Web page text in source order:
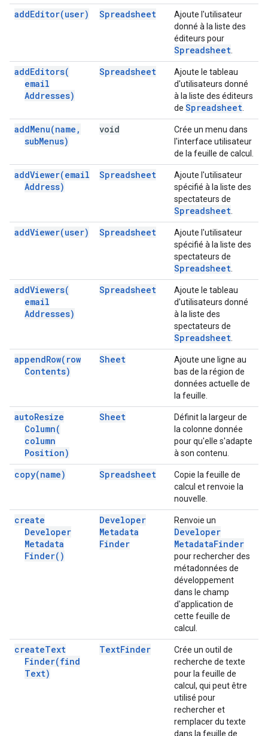
addEditor(user) Spreadsheet
Ajoute l'utilisateur
donné à la liste des
éditeurs pour
Spreadsheet
addEditors(
email
Addresses)
Spreadsheet
Ajoute le tableau
d'utilisateurs donné
à la liste des éditeurs
de Spreadsheet
addMenu(name ,
subMenus)
void
Crée un menu dans
l'interface utilisateur
de la feuille de calcul.
addViewer(email
Address)
Spreadsheet
Ajoute l'utilisateur
spécifié à la liste des
spectateurs de
Spreadsheet
addViewer(user) Spreadsheet
Ajoute l'utilisateur
spécifié à la liste des
spectateurs de
Spreadsheet
addViewers(
email
Addresses)
Spreadsheet
Ajoute le tableau
d'utilisateurs donné
à la liste des
spectateurs de
Spreadsheet
appendRow( row
Contents)
Sheet
Ajoute une ligne au
bas de la région de
données actuelle de
la feuille.
autoResize
Column(
column
Position)
Sheet
Définit la largeur de
la colonne donnée
pour qu'elle s'adapte
à son contenu.
copy(name) Spreadsheet
Copie la feuille de
calcul et renvoie la
nouvelle.
create
Developer
Metadata
Finder( )
Developer
Metadata
Finder
Renvoie un
Developer
MetadataFinder
pour rechercher des
métadonnées de
développement
dans le champ
d'application de
cette feuille de
calcul.
createText
Finder(find
Text)
TextFinder
Crée un outil de
recherche de texte
pour la feuille de
calcul, qui peut être
utilisé pour
rechercher et
remplacer du texte
dans la feuille de